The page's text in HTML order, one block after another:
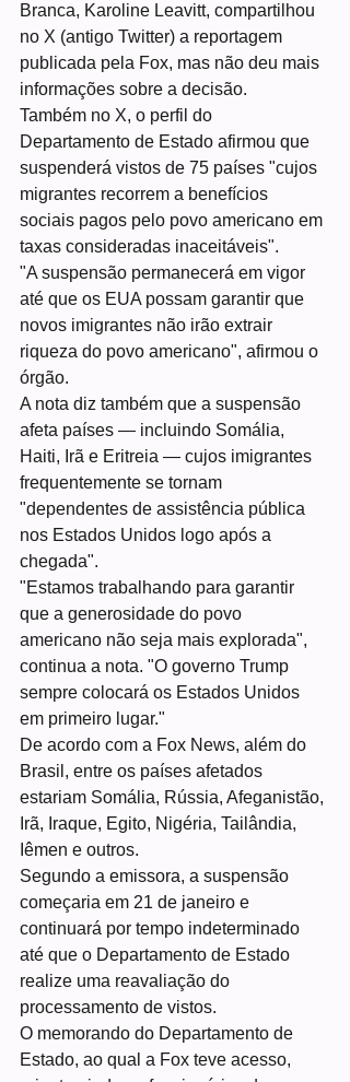
Branca, Karoline Leavitt, compartilhou
no X (antigo Twitter) a reportagem
publicada pela Fox, mas não deu mais
informações sobre a decisão.
Também no X, o perfil do
Departamento de Estado afirmou que
suspenderá vistos de 75 países "cujos
migrantes recorrem a benefícios
sociais pagos pelo povo americano em
taxas consideradas inaceitáveis".
"A suspensão permanecerá em vigor
até que os EUA possam garantir que
novos imigrantes não irão extrair
riqueza do povo americano", afirmou o
órgão.
A nota diz também que a suspensão
afeta países — incluindo Somália,
Haiti, Irã e Eritreia — cujos imigrantes
frequentemente se tornam
"dependentes de assistência pública
nos Estados Unidos logo após a
chegada".
"Estamos trabalhando para garantir
que a generosidade do povo
americano não seja mais explorada",
continua a nota. "O governo Trump
sempre colocará os Estados Unidos
em primeiro lugar."
De acordo com a Fox News, além do
Brasil, entre os países afetados
estariam Somália, Rússia, Afeganistão,
Irã, Iraque, Egito, Nigéria, Tailândia,
Iêmen e outros.
Segundo a emissora, a suspensão
começaria em 21 de janeiro e
continuará por tempo indeterminado
até que o Departamento de Estado
realize uma reavaliação do
processamento de vistos.
O memorando do Departamento de
Estado, ao qual a Fox teve acesso,